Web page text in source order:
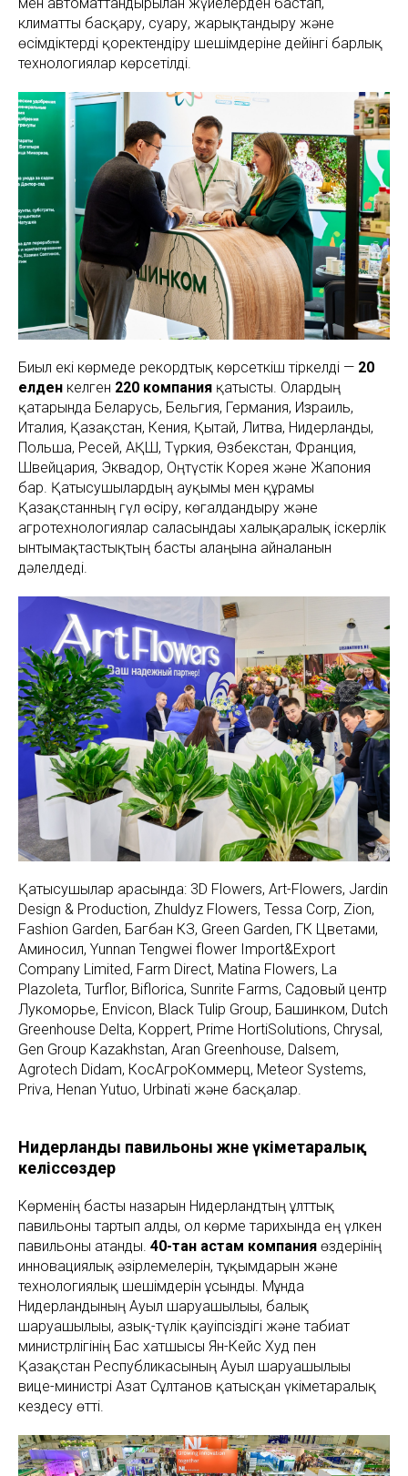
климатты басқару, суару, жарықтандыру және
өсімдіктерді қоректендіру шешімдеріне дейінгі барлық
технологиялар көрсетілді.
Биыл екі көрмеде рекордтық көрсеткіш тіркелді — 20
елден келген 220 компания қатысты. Олардың
қатарында Беларусь, Бельгия, Германия, Израиль,
Италия, Қазақстан, Кения, Қытай, Литва, Нидерланды,
Польша, Ресей, АҚШ, Түркия, Өзбекстан, Франция,
Швейцария, Эквадор, Оңтүстік Корея және Жапония
бар. Қатысушылардың ауқымы мен құрамы
Қазақстанның гүл өсіру, көгалдандыру және
агротехнологиялар саласындағы халықаралық іскерлік
ынтымақтастықтың басты алаңына айналғанын
дәлелдеді.
Қатысушылар арасында: 3D Flowers, Art-Flowers, Jardin
Design & Production, Zhuldyz Flowers, Tessa Corp, Zion,
Fashion Garden, Багбан КЗ, Green Garden, ГК Цветами,
Аминосил, Yunnan Tengwei flower Import&Export
Company Limited, Farm Direct, Matina Flowers, La
Plazoleta, Turflor, Biflorica, Sunrite Farms, Садовый центр
Лукоморье, Envicon, Black Tulip Group, Башинком, Dutch
Greenhouse Delta, Koppert, Prime HortiSolutions, Chrysal,
Gen Group Kazakhstan, Aran Greenhouse, Dalsem,
Agrotech Didam, КосАгроКоммерц, Meteor Systems,
Priva, Henan Yutuo, Urbinati және басқалар.
Нидерланды павильоны және үкіметаралық
келіссөздер
Көрменің басты назарын Нидерландтың ұлттық
павильоны тартып алды, ол көрме тарихында ең үлкен
павильоны атанды. 40-тан астам компания өздерінің
инновациялық әзірлемелерін, тұқымдарын және
технологиялық шешімдерін ұсынды. Мұнда
Нидерландының Ауыл шаруашылығы, балық
шаруашылығы, азық-түлік қауіпсіздігі және табиғат
министрлігінің Бас хатшысы Ян-Кейс Худ пен
Қазақстан Республикасының Ауыл шаруашылығы
вице-министрі Азат Сұлтанов қатысқан үкіметаралық
кездесу өтті.